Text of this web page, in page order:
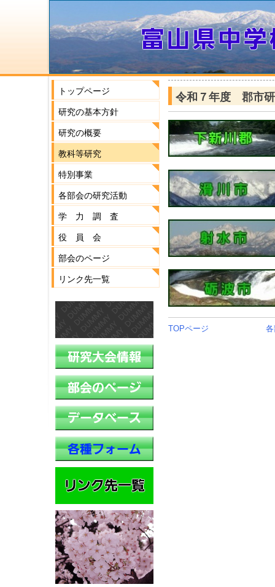
トップページ
研究の基本方針
研究の概要
教科等研究
特別事業
各部会の研究活動
学 力 調 査
役 員 会
部会のページ
リンク先一覧
令和７年度 郡市
TOPページ